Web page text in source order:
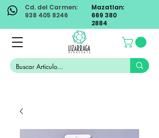
Cd. del Carmen:
938 405 8246
Mazatlan:
669 380
2884